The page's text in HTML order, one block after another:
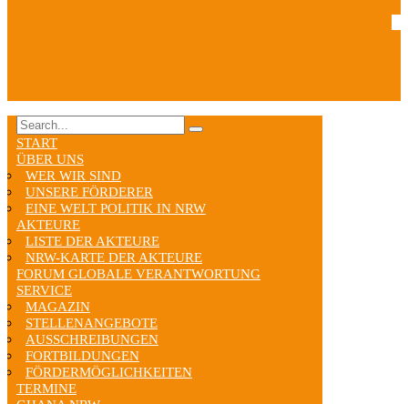
START
ÜBER UNS
WER WIR SIND
UNSERE FÖRDERER
EINE WELT POLITIK IN NRW
AKTEURE
LISTE DER AKTEURE
NRW-KARTE DER AKTEURE
FORUM GLOBALE VERANTWORTUNG
SERVICE
MAGAZIN
STELLENANGEBOTE
AUSSCHREIBUNGEN
FORTBILDUNGEN
FÖRDERMÖGLICHKEITEN
TERMINE